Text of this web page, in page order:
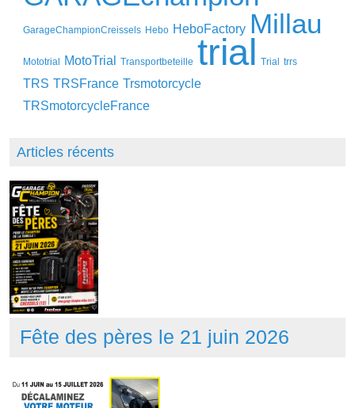
GarageChampionCreissels Hebo HeboFactory Millau
Mototrial MotoTrial Transportbeteille trial Trial trrs
TRS TRSFrance Trsmotorcycle
TRSmotorcycleFrance
Articles récents
Fête des pères le 21 juin 2026